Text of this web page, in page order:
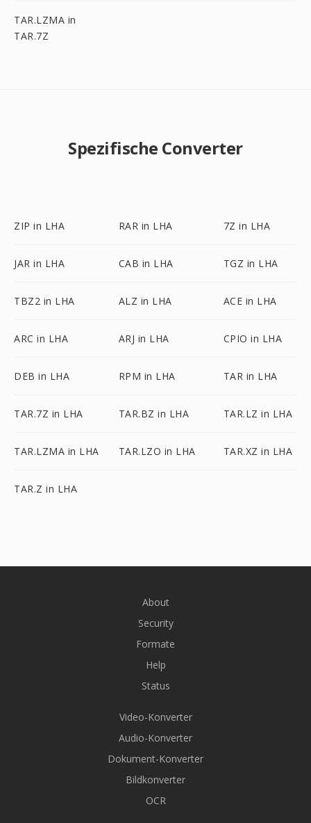
TAR.LZMA in
TAR.7Z
Spezifische Converter
ZIP in LHA RAR in LHA 7Z in LHA
JAR in LHA CAB in LHA TGZ in LHA
TBZ2 in LHA ALZ in LHA ACE in LHA
ARC in LHA ARJ in LHA CPIO in LHA
DEB in LHA RPM in LHA TAR in LHA
TAR.7Z in LHA TAR.BZ in LHA TAR.LZ in LHA
TAR.LZMA in LHA TAR.LZO in LHA TAR.XZ in LHA
TAR.Z in LHA
About
Security
Formate
Help
Status
Video-Konverter
Audio-Konverter
Dokument-Konverter
Bildkonverter
OCR